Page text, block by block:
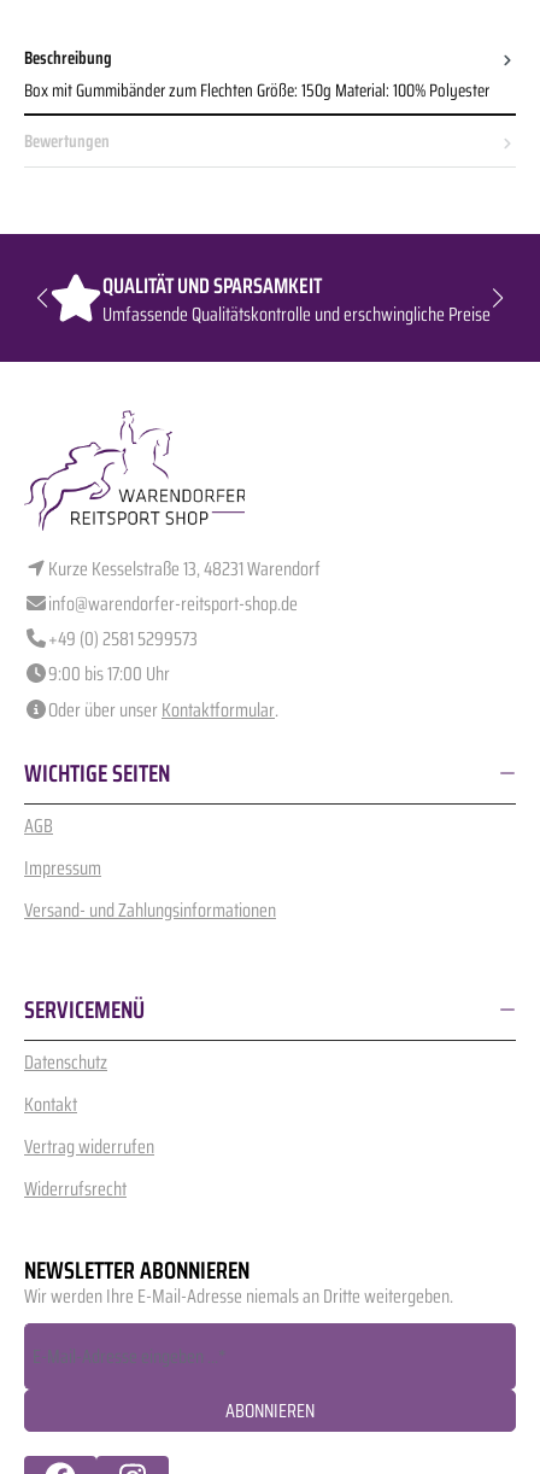
Beschreibung
Box mit Gummibänder zum Flechten Größe: 150g Material: 100% Polyester
Bewertungen
QUALITÄT UND SPARSAMKEIT
Umfassende Qualitätskontrolle und erschwingliche Preise
Kurze Kesselstraße 13, 48231 Warendorf
info@warendorfer-reitsport-shop.de
+49 (0) 2581 5299573
9:00 bis 17:00 Uhr
Oder über unserKontaktformular.
WICHTIGE SEITEN
AGB
Impressum
Versand- und Zahlungsinformationen
SERVICEMENÜ
Datenschutz
Kontakt
Vertrag widerrufen
Widerrufsrecht
NEWSLETTER ABONNIEREN
Wir werden Ihre E-Mail-Adresse niemals an Dritte weitergeben.
ABONNIEREN